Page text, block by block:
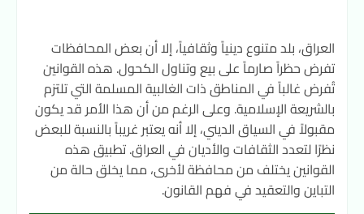
العراق، بلد متنوع دينياً وثقافياً، إلا أن بعض المحافظات
تفرض حظراً صارماً على بيع وتناول الكحول. هذه القوانين
تُفرض غالباً في المناطق ذات الغالبية المسلمة التي تلتزم
بالشريعة الإسلامية. وعلى الرغم من أن هذا الأمر قد يكون
مقبولاً في السياق الديني، إلا أنه يعتبر غريباً بالنسبة للبعض
نظرًا لتعدد الثقافات والأديان في العراق. تطبيق هذه
القوانين يختلف من محافظة لأخرى، مما يخلق حالة من
التباين والتعقيد في فهم القانون.